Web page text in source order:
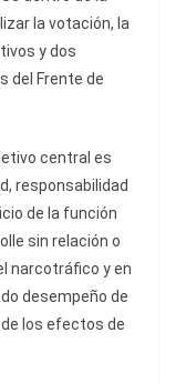
la votación, la
y dos
del Frente de
central es
responsabilidad
de la función
sin relación o
narcotráfico y en
desempeño de
los efectos de